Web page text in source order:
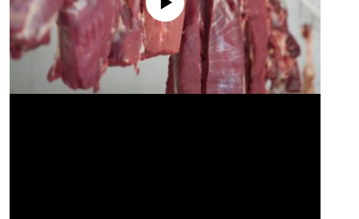
No media source currently available